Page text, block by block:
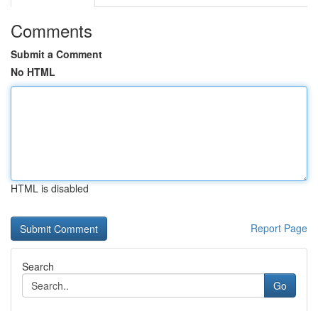
Comments
Submit a Comment
No HTML
HTML is disabled
Report Page
Search
Go